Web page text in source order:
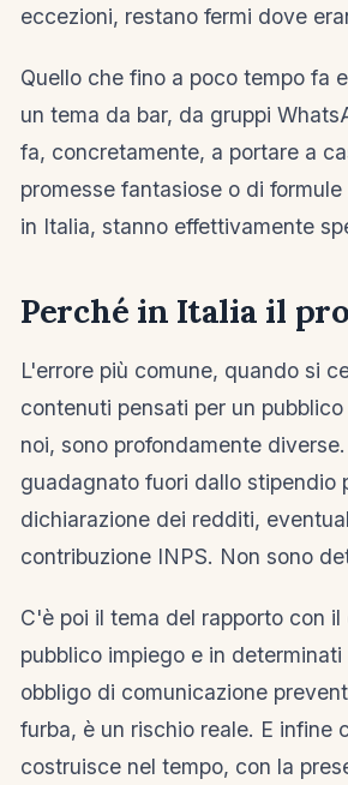
eccezioni, restano fermi dove
Quello che fino a poco tempo fa
un tema da bar, da gruppi
fa, concretamente, a portare a
promesse fantasiose o di
in Italia, stanno effettivamente
Perché in Italia il
L'errore più comune, quando si
contenuti pensati per un
noi, sono profondamente
guadagnato fuori dallo stipendio
dichiarazione dei redditi,
contribuzione INPS. Non sono
C'è poi il tema del rapporto con
pubblico impiego e in
obbligo di comunicazione
furba, è un rischio reale. E infine
costruisce nel tempo, con la